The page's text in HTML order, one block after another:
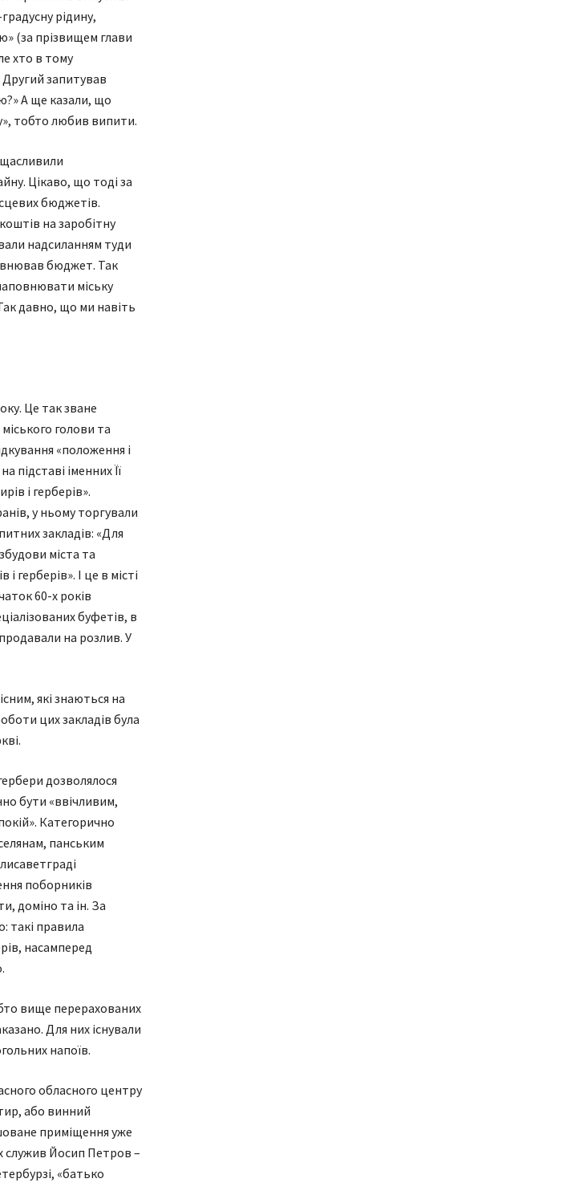
рідину,
(за прізвищем глави
хто в тому
запитував
А ще казали, що
тобто любив випити.
Цікаво, що тоді за
бюджетів.
на заробітну
надсиланням туди
бюджет. Так
міську
давно, що ми навіть
Це так зване
голови та
«положення і
підставі іменних Її
і герберів».
у ньому торгували
закладів: «Для
міста та
герберів». І це в місті
60-х років
буфетів, в
на розлив. У
які знаються на
цих закладів була
дозволялося
бути «ввічливим,
Категорично
панським
поборників
доміно та ін. За
такі правила
насамперед
вище перерахованих
Для них існували
напоїв.
обласного центру
або винний
приміщення уже
служив Йосип Петров –
«батько